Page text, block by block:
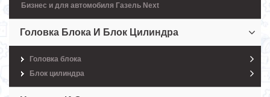
Бизнес и для автомобиля Газель Next
Головка Блока И Блок Цилиндра
Головка блока
Блок цилиндра